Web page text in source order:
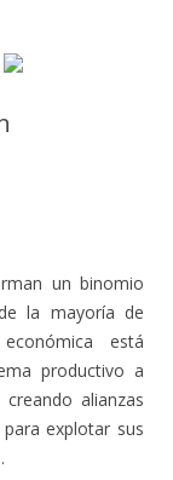
un binomio
la mayoría de
está
productivo a
alianzas
explotar sus